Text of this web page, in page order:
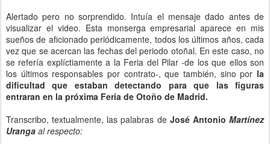
Alertado pero no sorprendido. Intuía el mensaje dado antes de
visualizar el video. Esta monserga empresarial aparece en mis
sueños de aficionado periódicamente, todos los últimos años, cada
vez que se acercan las fechas del periodo otoñal. En este caso, no
se refería explíctiamente a la Feria del Pilar -de los que ellos son
los últimos responsables por contrato-, que también, sino por la
dificultad que estaban detectando para que las figuras
entraran en la próxima Feria de Otoño de Madrid.
Transcribo, textualmente, las palabras deJosé AntonioMartínez
Uranga al respecto: